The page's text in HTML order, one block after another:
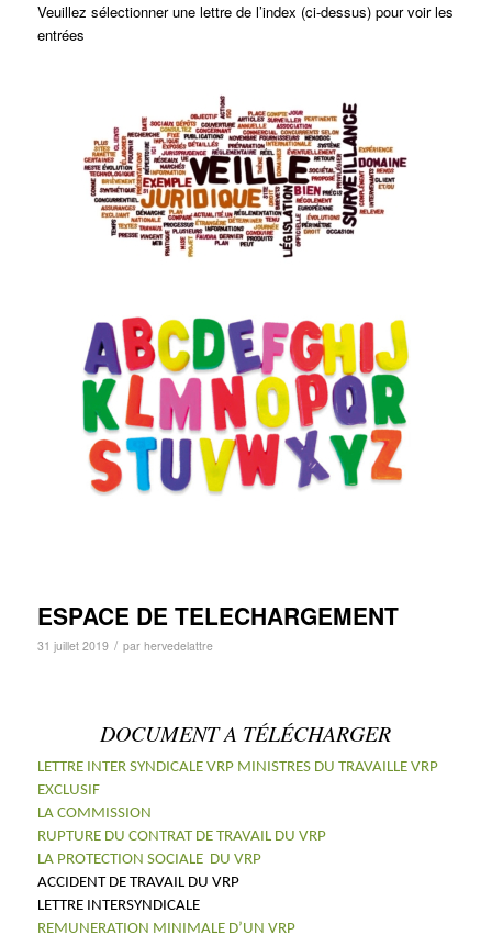
Veuillez sélectionner une lettre de l’index (ci-dessus) pour voir les
entrées
ESPACE DE TELECHARGEMENT
31 juillet 2019 / par hervedelattre
DOCUMENT A TÉLÉCHARGER
LETTRE INTER SYNDICALE VRP MINISTRES DU TRAVAILLE VRP
EXCLUSIF
LA COMMISSION
RUPTURE DU CONTRAT DE TRAVAIL DU VRP
LA PROTECTION SOCIALE DU VRP
ACCIDENT DE TRAVAIL DU VRP
LETTRE INTERSYNDICALE
REMUNERATION MINIMALE D’UN VRP